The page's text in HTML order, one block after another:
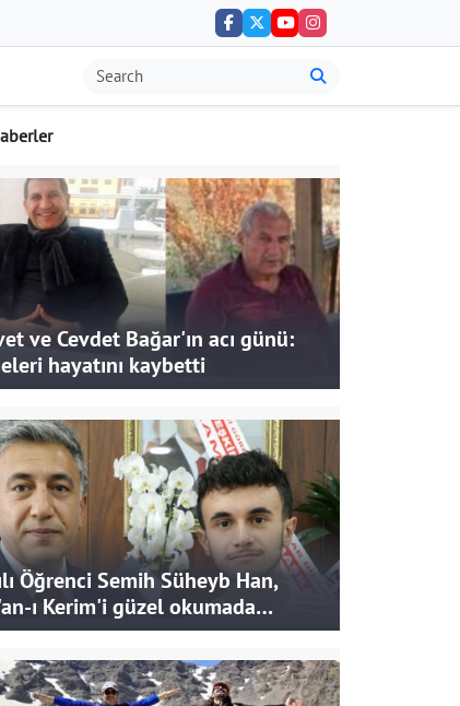
ve Cevdet Bağar'ın acı günü:
hayatını kaybetti
Öğrenci Semih Süheyb Han,
ı Kerim'i güzel okumada
ikincisi oldu